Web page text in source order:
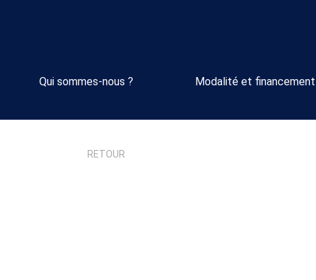
Qui sommes-nous ? Modalité et financement
RETOUR